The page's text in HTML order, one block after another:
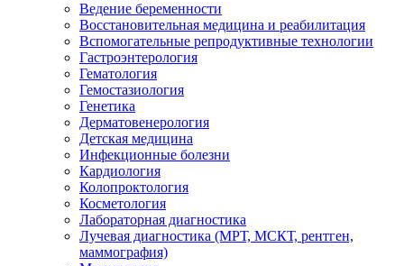
Ведение беременности
Восстановительная медицина и реабилитация
Вспомогательные репродуктивные технологии
Гастроэнтерология
Гематология
Гемостазиология
Генетика
Дерматовенерология
Детская медицина
Инфекционные болезни
Кардиология
Колопроктология
Косметология
Лабораторная диагностика
Лучевая диагностика (МРТ, МСКТ, рентген,
маммография)